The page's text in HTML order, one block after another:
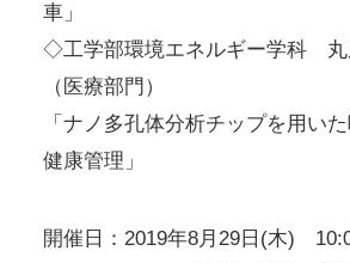
車」
◇工学部環境エネルギー学科 丸
（医療部門）
「ナノ多孔体分析チップを用い
健康管理」
開催日：2019年8月29日(木)